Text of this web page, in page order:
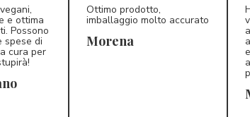
5/5
e ottima
Possono
spese di
cura per
Ottimo prodotto,
imballaggio molto accurato
Morena
MC